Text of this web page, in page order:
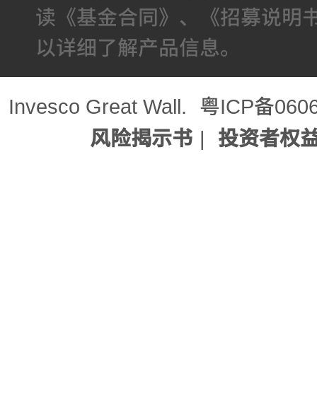
读《基金合同》、《招募说明
以详细了解产品信息。
Invesco Great Wall.
粤ICP备
风险揭示书 | 投资者权